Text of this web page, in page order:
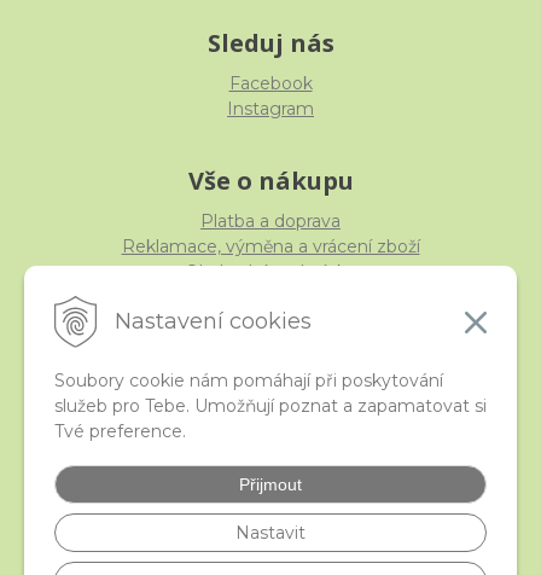
Nastavení cookies
Soubory cookie nám pomáhají při poskytování
služeb pro Tebe. Umožňují poznat a zapamatovat si
Tvé preference.
Přijmout
Nastavit
Sleduj nás
Facebook
Instagram
Vše o nákupu
Platba a doprava
Reklamace, výměna a vrácení zboží
Obchodní podmínky
iStraka
Velkoobchod
Nejčastější otázky
České puncovní značky